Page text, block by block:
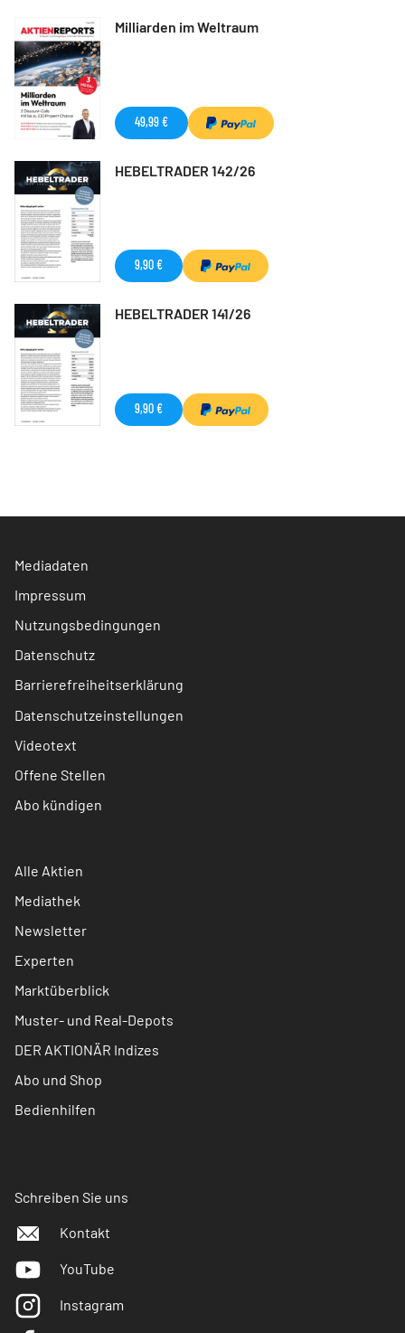
Milliarden im Weltraum
49,99 €
HEBELTRADER 142/26
9,90 €
HEBELTRADER 141/26
9,90 €
Mediadaten
Impressum
Nutzungsbedingungen
Datenschutz
Barrierefreiheitserklärung
Datenschutzeinstellungen
Videotext
Offene Stellen
Abo kündigen
Alle Aktien
Mediathek
Newsletter
Experten
Marktüberblick
Muster- und Real-Depots
DER AKTIONÄR Indizes
Abo und Shop
Bedienhilfen
Schreiben Sie uns
Kontakt
YouTube
Instagram